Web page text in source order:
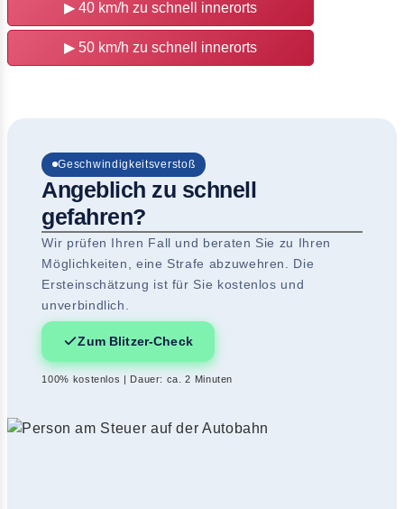
▶ 40 km/h zu schnell innerorts
▶ 50 km/h zu schnell innerorts
Geschwindigkeitsverstoß
Angeblich zu schnell
gefahren?
Wir prüfen Ihren Fall und beraten Sie zu Ihren
Möglichkeiten, eine Strafe abzuwehren. Die
Ersteinschätzung ist für Sie kostenlos und
unverbindlich.
Zum Blitzer-Check
100% kostenlos | Dauer: ca. 2 Minuten